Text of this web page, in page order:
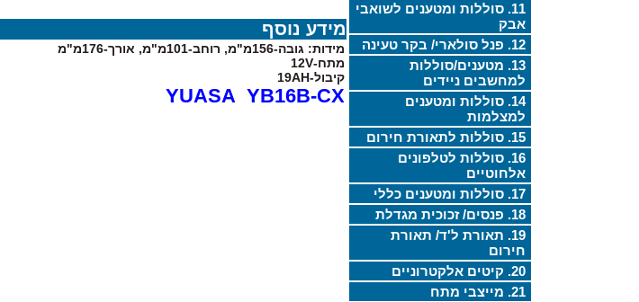
11. סוללות ומטענים לשואבי
אבק
12. פנל סולארי/ בקר טעינה
13. מטענים/סוללות
למחשבים ניידים
14. סוללות ומטענים
למצלמות
15. סוללות לתאורת חירום
16. סוללות לטלפונים
אלחוטיים
17. סוללות ומטענים כללי
18. פנסים/ זכוכית מגדלת
19. תאורת ל'ד/ תאורת
חירום
20. קיטים אלקטרוניים
21. מייצבי מתח
מידע נוסף
מידות: גובה-156מ"מ, רוחב-101מ"מ, אורך-176מ"מ
מתח-12V
קיבול-19AH
YUASA YB16B-CX